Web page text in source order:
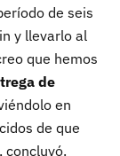
de seis
y llevarlo al
que hemos
de
en
de que
concluyó.